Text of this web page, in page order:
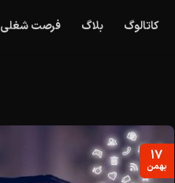
کاتالوگ بلاگ فرصت شغلی
۱۷
بهمن